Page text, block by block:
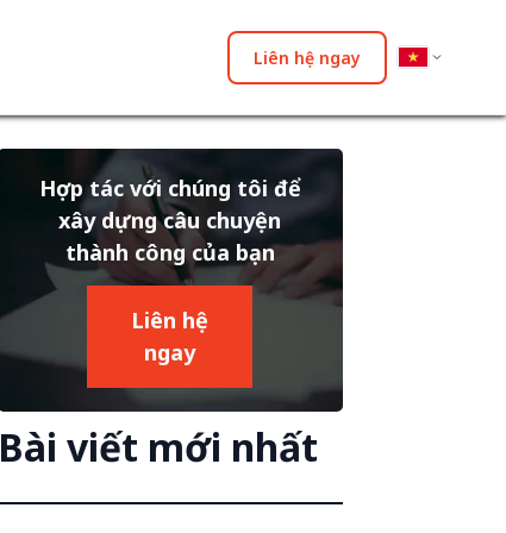
Liên hệ ngay
Hợp tác với chúng tôi để
xây dựng câu chuyện
thành công của bạn
Liên hệ
ngay
Bài viết mới nhất